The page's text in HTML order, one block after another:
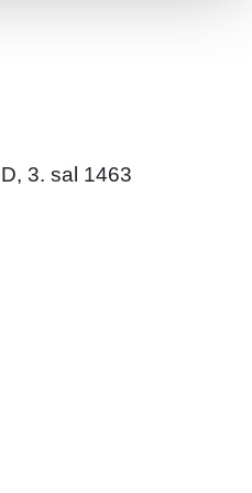
3. sal 1463